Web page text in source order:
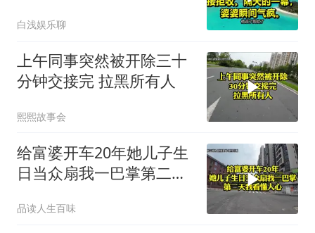
间气疯
白浅娱乐聊
上午同事突然被开除三十
分钟交接完 拉黑所有人
熙熙故事会
给富婆开车20年她儿子生
日当众扇我一巴掌第二天
品读人生百味